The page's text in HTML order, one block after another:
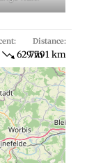
629 m
Distance:
77.91 km